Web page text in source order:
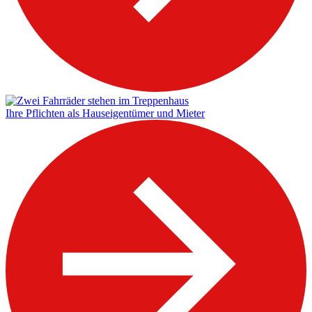
Ihre Pflichten als Hauseigentümer und Mieter